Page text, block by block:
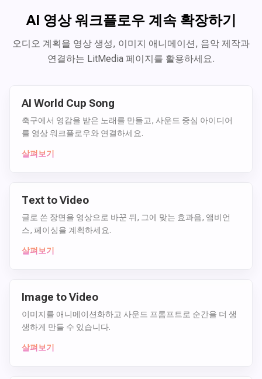
AI 영상 워크플로우 계속 확장하기
오디오 계획을 영상 생성, 이미지 애니메이션, 음악 제작과
연결하는 LitMedia 페이지를 활용하세요.
AI World Cup Song
축구에서 영감을 받은 노래를 만들고, 사운드 중심 아이디어
를 영상 워크플로우와 연결하세요.
살펴보기
Text to Video
글로 쓴 장면을 영상으로 바꾼 뒤, 그에 맞는 효과음, 앰비언
스, 페이싱을 계획하세요.
살펴보기
Image to Video
이미지를 애니메이션화하고 사운드 프롬프트로 순간을 더 생
생하게 만들 수 있습니다.
살펴보기